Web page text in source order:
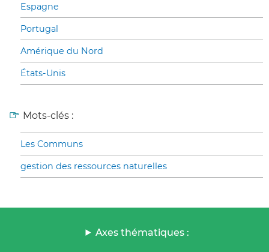
Espagne
Portugal
Amérique du Nord
États-Unis
Mots-clés :
Les Communs
gestion des ressources naturelles
Axes thématiques :